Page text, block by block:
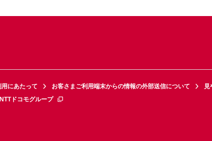
にあたって お客さまご利用端末からの情報の外部送信について
見
NTTドコモグループ